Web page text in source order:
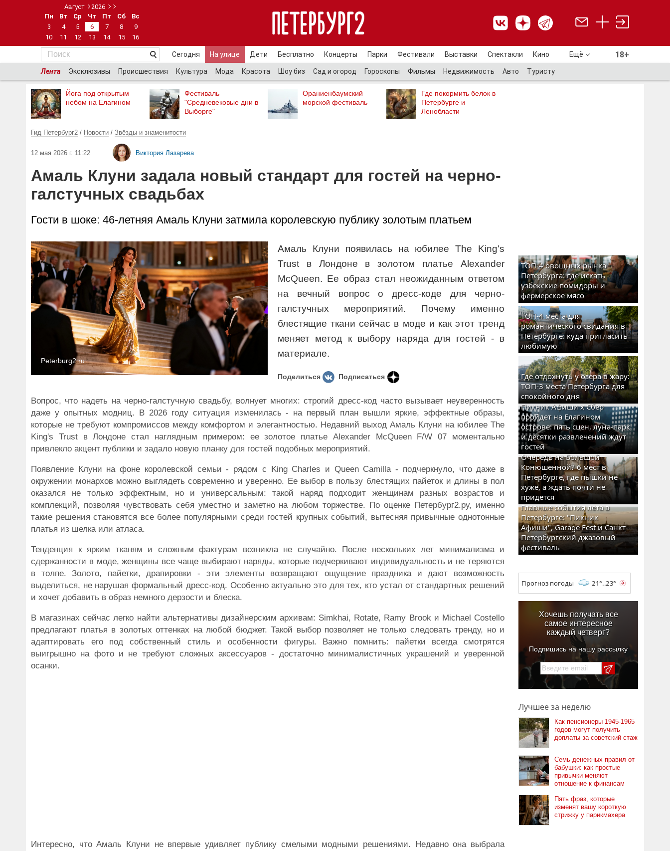
Август
2026
Пн
Вт Ср Чт Пт Сб
Вс
3
4 5 6 7 8
9
10
11 12 13 14 15 16
Сегодня На улице Дети Бесплатно Концерты Парки Фестивали Выставки Спектакли Кино Ещё 18+
Лента Эксклюзивы Происшествия Культура Мода Красота Шоу биз Сад и огород Гороскопы Фильмы Недвижимость Авто Туристу
Йога под открытым
небом на Елагином
Фестиваль
"Средневековые дни в
Выборге"
Ораниенбаумский
морской фестиваль
Где покормить белок в
Петербурге и
Ленобласти
Гид Петербург2 / Новости / Звёзды и знаменитости
12 мая 2026 г. 11:22 Виктория Лазарева
Амаль Клуни задала новый стандарт для гостей на черно-
галстучных свадьбах
Гости в шоке: 46-летняя Амаль Клуни затмила королевскую публику золотым платьем
Peterburg2.ru
Амаль Клуни появилась на юбилее The King's
Trust в Лондоне в золотом платье Alexander
McQueen. Ее образ стал неожиданным ответом
на вечный вопрос о дресс-коде для черно-
галстучных мероприятий. Почему именно
блестящие ткани сейчас в моде и как этот тренд
меняет метод к выбору наряда для гостей - в
материале.
Поделиться Подписаться
Вопрос, что надеть на черно-галстучную свадьбу, волнует многих: строгий дресс-код часто вызывает неуверенность
даже у опытных модниц. В 2026 году ситуация изменилась - на первый план вышли яркие, эффектные образы,
которые не требуют компромиссов между комфортом и элегантностью. Недавний выход Амаль Клуни на юбилее The
King's Trust в Лондоне стал наглядным примером: ее золотое платье Alexander McQueen F/W 07 моментально
привлекло акцент публики и задало новую планку для гостей подобных мероприятий.
Появление Клуни на фоне королевской семьи - рядом с King Charles и Queen Camilla - подчеркнуло, что даже в
окружении монархов можно выглядеть современно и уверенно. Ее выбор в пользу блестящих пайеток и длины в пол
оказался не только эффектным, но и универсальным: такой наряд подходит женщинам разных возрастов и
комплекций, позволяя чувствовать себя уместно и заметно на любом торжестве. По оценке Петербург2.ру, именно
такие решения становятся все более популярными среди гостей крупных событий, вытесняя привычные однотонные
платья из шелка или атласа.
Тенденция к ярким тканям и сложным фактурам возникла не случайно. После нескольких лет минимализма и
сдержанности в моде, женщины все чаще выбирают наряды, которые подчеркивают индивидуальность и не теряются
в толпе. Золото, пайетки, драпировки - эти элементы возвращают ощущение праздника и дают возможность
выделиться, не нарушая формальный дресс-код. Особенно актуально это для тех, кто устал от стандартных решений
и хочет добавить в образ немного дерзости и блеска.
В магазинах сейчас легко найти альтернативы дизайнерским архивам: Simkhai, Rotate, Ramy Brook и Michael Costello
предлагают платья в золотых оттенках на любой бюджет. Такой выбор позволяет не только следовать тренду, но и
адаптировать его под собственный стиль и особенности фигуры. Важно помнить: пайетки всегда смотрятся
выигрышно на фото и не требуют сложных аксессуаров - достаточно минималистичных украшений и уверенной
осанки.
Интересно, что Амаль Клуни не впервые удивляет публику смелыми модными решениями. Недавно она выбрала
ТОП-4 овощных рынка
Петербурга: где искать
узбекские помидоры и
фермерское мясо
ТОП-4 места для
романтического свидания в
Петербурге: куда пригласить
любимую
Где отдохнуть у озера в жару:
ТОП-3 места Петербурга для
спокойного дня
Пикник Афиши x Сбер
пройдет на Елагином
острове: пять сцен, луна-парк
и десятки развлечений ждут
гостей
Очередь на Большой
Конюшенной? 6 мест в
Петербурге, где пышки не
хуже, а ждать почти не
придется
Главные события лета в
Петербурге: "Пикник
Афиши", Garage Fest и Санкт-
Петербургский джазовый
фестиваль
Прогноз погоды 21°..23°
Хочешь получать все
самое интересное
каждый четверг?
Подпишись на нашу рассылку
Лучшее за неделю
Как пенсионеры 1945-1965
годов могут получить
доплаты за советский стаж
Семь денежных правил от
бабушки: как простые
привычки меняют
отношение к финансам
Пять фраз, которые
изменят вашу короткую
стрижку у парикмахера